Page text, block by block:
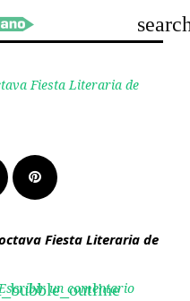
Fiesta Literaria de
Pinterest
Fiesta Literaria de
un comentario